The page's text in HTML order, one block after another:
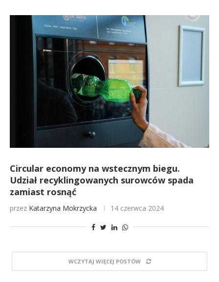
Circular economy na wstecznym biegu.
Udział recyklingowanych surowców spada
zamiast rosnąć
przez Katarzyna Mokrzycka 14 czerwca 2024
WCZYTAJ WIĘCEJ POSTÓW